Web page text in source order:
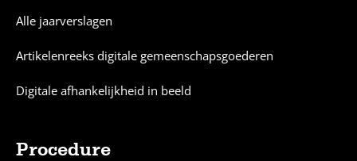
Alle jaarverslagen
Artikelenreeks digitale gemeenschapsgoederen
Digitale afhankelijkheid in beeld
Procedure